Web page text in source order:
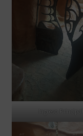
Ingreso Principal